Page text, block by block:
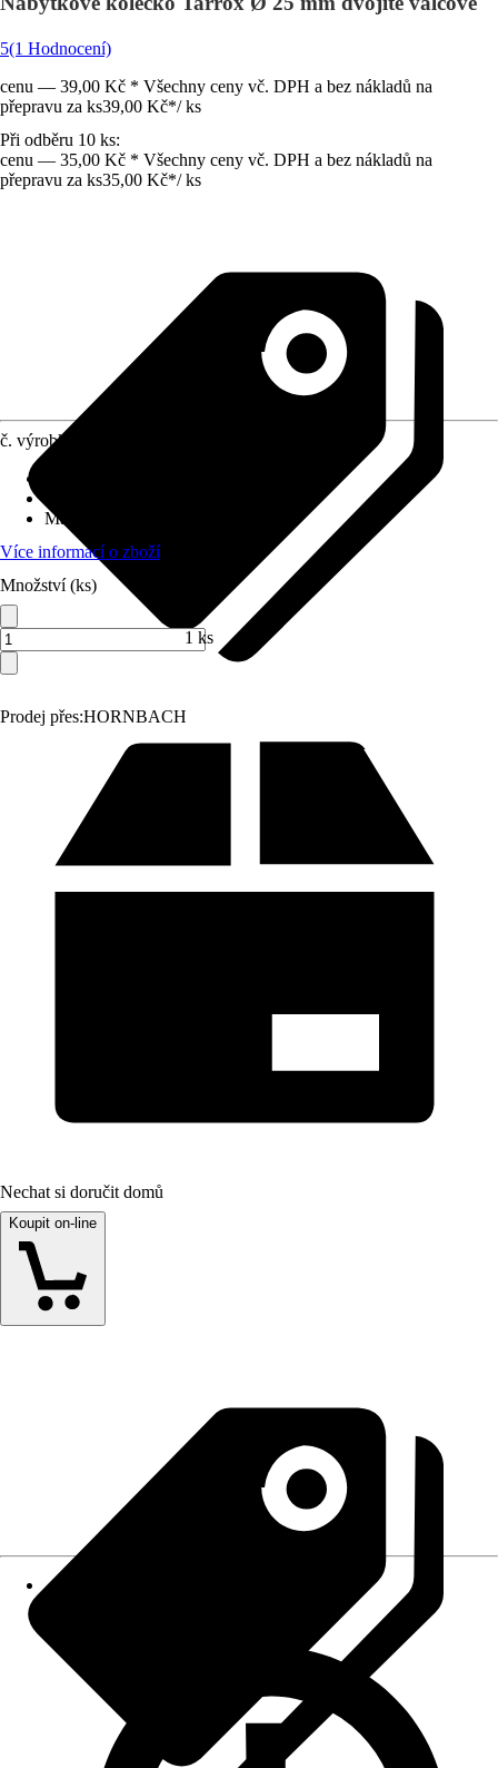
5(1 Hodnocení)
cenu — 39,00 Kč * Všechny ceny vč. DPH a bez nákladů na
přepravu za ks39,00 Kč*/ ks
Při odběru 10 ks:
cenu — 35,00 Kč * Všechny ceny vč. DPH a bez nákladů na
přepravu za ks35,00 Kč*/ ks
Prodej přes:HORNBACH
č. výrobku
Max. nosnost
Více informací o zboží
Množství (ks)
1 ks
Nechat si doručit domů
Koupit on-line